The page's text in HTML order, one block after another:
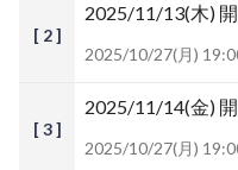
[ 2 ]
2025/11/13(木)
2025/10/27(月)
[ 3 ]
2025/11/14(金)
2025/10/27(月)